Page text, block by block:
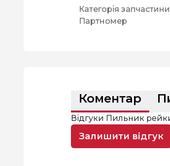
Категорія запчастини
Партномер
Коментар
Відгуки Пильник
Залишити відгук